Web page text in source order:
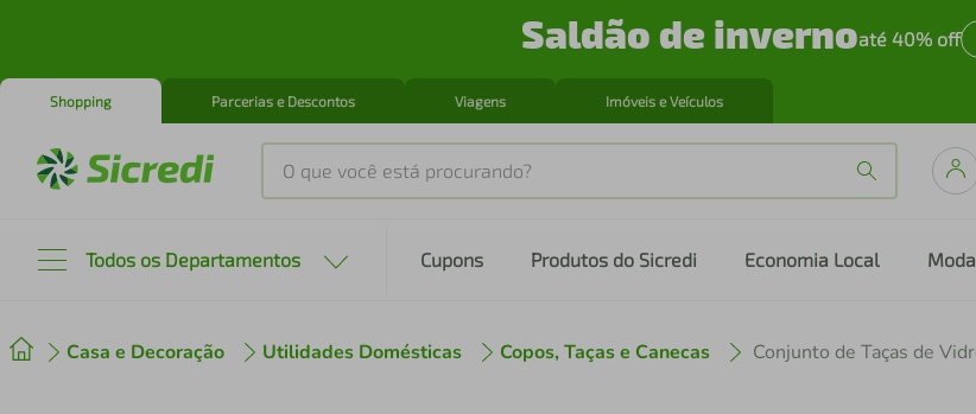
Saldão de invernoaté 40% off
Shopping Parcerias e Descontos Viagens Imóveis e Veículos
O que você está procurando?
Todos os Departamentos Cupons Produtos do Sicredi Economia Local Moda
Casa e Decoração Utilidades Domésticas Copos, Taças e Canecas
º cafeteira